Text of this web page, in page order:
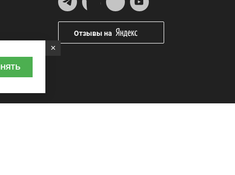
Отзывы на
×